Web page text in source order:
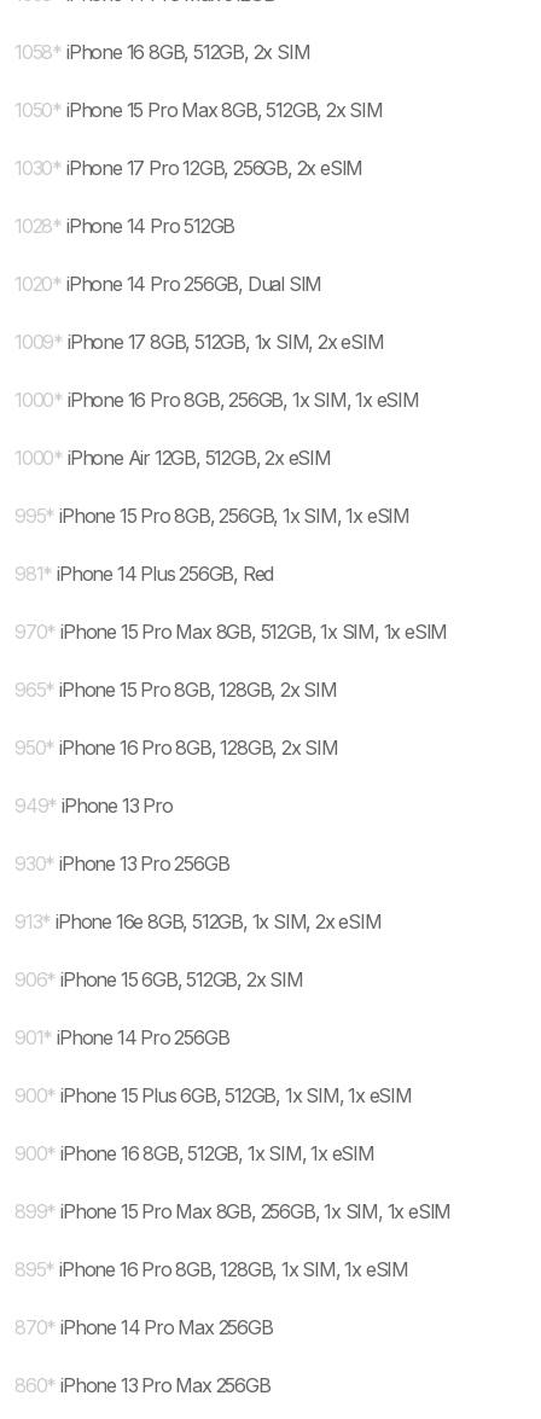
1058* iPhone 16 8GB, 512GB, 2x SIM
1050* iPhone 15 Pro Max 8GB, 512GB, 2x SIM
1030* iPhone 17 Pro 12GB, 256GB, 2x eSIM
1028* iPhone 14 Pro 512GB
1020* iPhone 14 Pro 256GB, Dual SIM
1009* iPhone 17 8GB, 512GB, 1x SIM, 2x eSIM
1000* iPhone 16 Pro 8GB, 256GB, 1x SIM, 1x eSIM
1000* iPhone Air 12GB, 512GB, 2x eSIM
995* iPhone 15 Pro 8GB, 256GB, 1x SIM, 1x eSIM
981* iPhone 14 Plus 256GB, Red
970* iPhone 15 Pro Max 8GB, 512GB, 1x SIM, 1x eSIM
965* iPhone 15 Pro 8GB, 128GB, 2x SIM
950* iPhone 16 Pro 8GB, 128GB, 2x SIM
949* iPhone 13 Pro
930* iPhone 13 Pro 256GB
913* iPhone 16e 8GB, 512GB, 1x SIM, 2x eSIM
906* iPhone 15 6GB, 512GB, 2x SIM
901* iPhone 14 Pro 256GB
900* iPhone 15 Plus 6GB, 512GB, 1x SIM, 1x eSIM
900* iPhone 16 8GB, 512GB, 1x SIM, 1x eSIM
899* iPhone 15 Pro Max 8GB, 256GB, 1x SIM, 1x eSIM
895* iPhone 16 Pro 8GB, 128GB, 1x SIM, 1x eSIM
870* iPhone 14 Pro Max 256GB
860* iPhone 13 Pro Max 256GB